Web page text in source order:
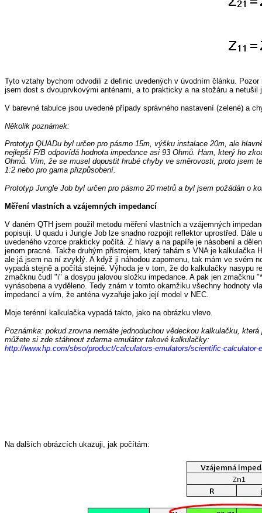
Tyto vztahy bychom odvodili z definic uvedených v úvodním článku.
jsem dost s dvouprvkovými anténami, a to prakticky a na stožáru a
V barevné tabulce jsou uvedené případy správného nastavení (zelené) a
Několik poznámek:
Prototyp QUADu byl určen pro pásmo 15m, výšku instalace 20m, ale
nejlepší F/B odpovídá hodnota impedance asi 93 Ohmů. Ham, který ho
Ohmů. Vím, že se musel dopustit hrubé chyby ve směrovosti, proto jsem
1:2 nebo pro gama přizpůsobení.
Prototyp Jungle Job byl určen pro pásmo 20 metrů a byl jsem požádán o
Měření vlastních a vzájemných impedancí
V daném QTH jsem použil metodu měření vlastních a vzájemných
popisuji. U quadu i Jungle Job lze snadno rozpojit reflektor uprostřed. Dále
uvedeného vzorce prakticky počítá. Z hlavy a na papíře je násobení a
jenom pracné. Takže druhým přístrojem, který tahám s VNA je kalkulačka
ale já jsem na ní zvyklý. A když ji náhodou zapomenu, tak mám ve svém
vypadá stejně a počítá stejně. Výhoda je v tom, že do kalkulačky nasypu
zmačknu čudl "i" a dosypu jalovou složku impedance. A pak jen zmačknu
vynásobena a vyděleno. Tedy znám v tomto okamžiku všechny hodnoty
impedancí a vím, že anténa vyzařuje jako její model v NEC.
Moje terénní kalkulačka vypadá takto, jako na obrázku vlevo.
Poznámka: pokud zrovna nemáte jednoduchou vědeckou kalkulačku,
můžete si zde stáhnout zdarma emulátor takové kalkulačky:
http://www.hp.com/sbso/product/calculators-emulators/scientific-calculator-
Na dalších obrázcích ukazuji, jak počítám: